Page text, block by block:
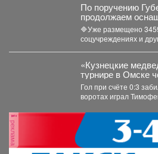
По поручению
продолжаем
пространства
помощи.
🔷Уже размещено
соцучреждениях и
«Кузнецкие
турнире в Омске
Гол при счёте 0:3
воротах играл
реклама